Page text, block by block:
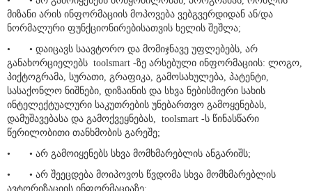
•
• არ გამოიყენებს მოწყობილობას, პროგრამას, რომლის
მიზანი არის ინფორმაციის მოპოვება ვებგვერდიდან ან/და
ნორმალური ფუნქციონირებისათვის ხელის შეშლა;
• დაიცავს საავტორო და მომიჯნავე უფლებებს, არ
განახორციელებს toolsmart -ზე არსებული ინფორმაციის: ლოგო,
პიქტოგრამა, სურათი, გრაფიკა, გამოსახულება, პატენტი,
სასაქონლო ნიშნები, დიზაინის და სხვა ნებისმიერი სახის
ინტელექტუალური საკუთრების უნებართვო გამოყენებას,
დამუშავებასა და გამოქვეყნებას, toolsmart -ს წინასწარი
წერილობითი თანხმობის გარეშე;
• არ გამოიყენებს სხვა მომხმარებლის ანგარიშს;
•
• არ შეეცდება მოიპოვოს წვდომა სხვა მომხმარებლის